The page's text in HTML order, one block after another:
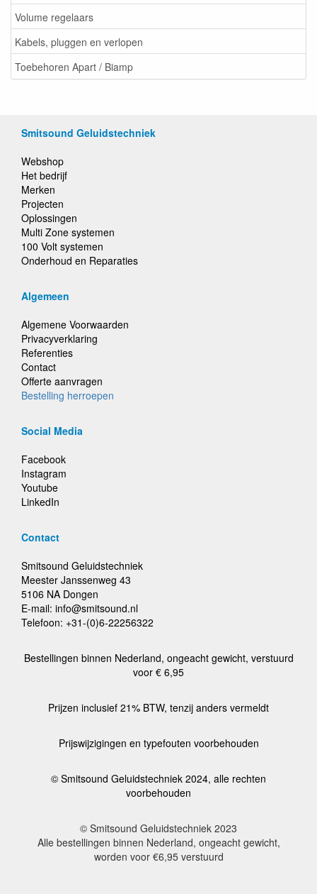
Volume regelaars
Kabels, pluggen en verlopen
Toebehoren Apart / Biamp
Smitsound Geluidstechniek
Webshop
Het bedrijf
Merken
Projecten
Oplossingen
Multi Zone systemen
100 Volt systemen
Onderhoud en Reparaties
Algemeen
Algemene Voorwaarden
Privacyverklaring
Referenties
Contact
Offerte aanvragen
Bestelling herroepen
Social Media
Facebook
Instagram
Youtube
LinkedIn
Contact
Smitsound Geluidstechniek
Meester Janssenweg 43
5106 NA Dongen
E-mail: info@smitsound.nl
Telefoon: +31-(0)6-22256322
Bestellingen binnen Nederland, ongeacht gewicht, verstuurd
voor € 6,95
Prijzen inclusief 21% BTW, tenzij anders vermeldt
Prijswijzigingen en typefouten voorbehouden
© Smitsound Geluidstechniek 2024, alle rechten
voorbehouden
© Smitsound Geluidstechniek 2023
Alle bestellingen binnen Nederland, ongeacht gewicht,
worden voor €6,95 verstuurd